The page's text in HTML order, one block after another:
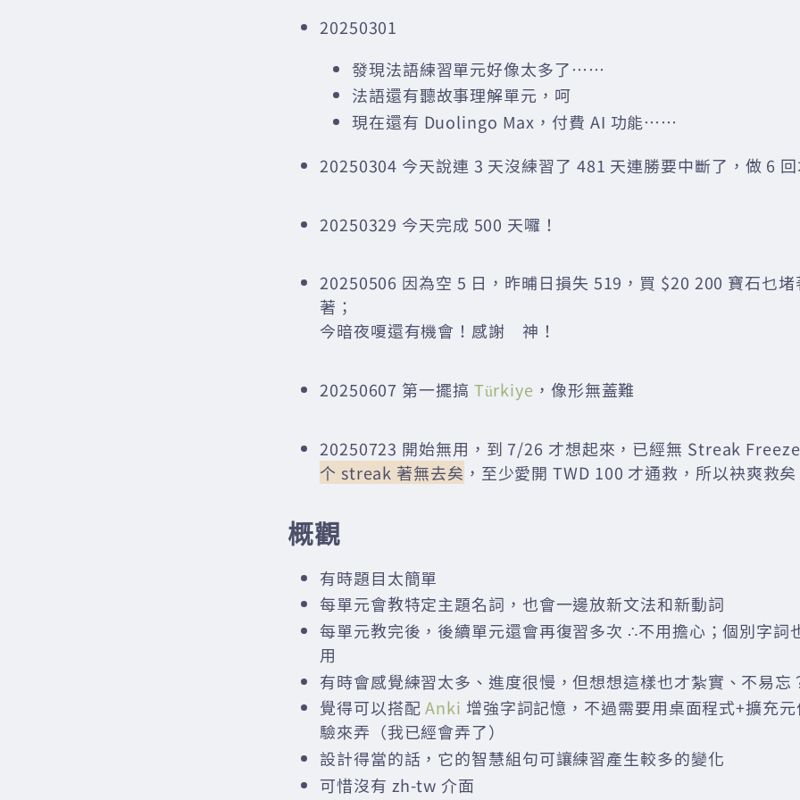
20250301
發現法語練習單元好像太多了……
法語還有聽故事理解單元，呵
現在還有 Duolingo Max，付費 AI 功能……
20250304 今天說連 3 天沒練習了 481 天連勝要中斷了，做 6
20250329 今天完成 500 天囉！
20250506 因為空 5 日，昨晡日損失 519，買 $20 200 寶石乜
著；
今暗夜嗄還有機會！感謝 神！
20250607 第一擺搞 Türkiye ，像形無蓋難
20250723 開始無用，到 7/26 才想起來，已經無 Streak Freeze
个 streak 著無去矣 ，至少愛開 TWD 100 才通救，所以袂爽救矣
概觀
有時題目太簡單
每單元會教特定主題名詞，也會一邊放新文法和新動詞
每單元教完後，後續單元還會再復習多次 ∴不用擔心；個別字詞
用
有時會感覺練習太多、進度很慢，但想想這樣也才紮實、不易忘
覺得可以搭配Anki 增強字詞記憶，不過需要用桌面程式+擴充
驗來弄（我已經會弄了）
設計得當的話，它的智慧組句可讓練習產生較多的變化
可惜沒有 zh-tw 介面